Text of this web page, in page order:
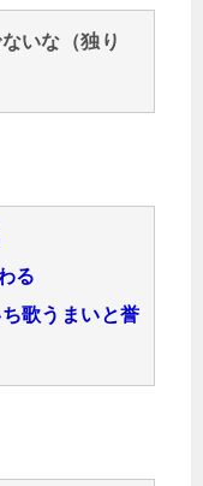
いな（独り
る
歌うまいと誉